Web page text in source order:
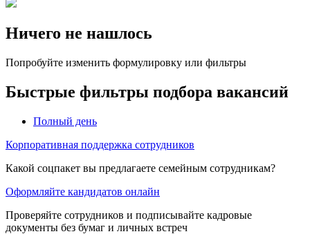
Ничего не нашлось
Попробуйте изменить формулировку или фильтры
Быстрые фильтры подбора вакансий
Полный день
Корпоративная поддержка сотрудников
Какой соцпакет вы предлагаете семейным сотрудникам?
Оформляйте кандидатов онлайн
Проверяйте сотрудников и подписывайте кадровые
документы без бумаг и личных встреч